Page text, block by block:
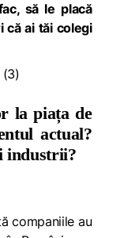
să le placă
că ai tăi colegi
la piața de
actual?
industrii?
companiile au